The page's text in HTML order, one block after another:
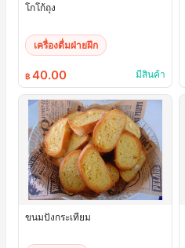
โกโก้ถุง
เครื่องดื่มฝ่ายฝึก
฿ 40.00 มีสินค้า
ขนมปังกระเทียม